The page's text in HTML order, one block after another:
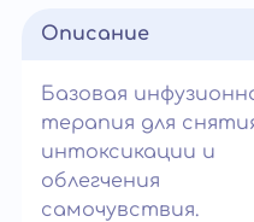
Описание
Базовая
терапия для
интоксикации и
облегчения
самочувствия.